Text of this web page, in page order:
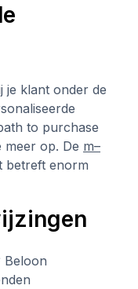
je klant onder de
to purchase
op. De m–
betreft enorm
Beloon